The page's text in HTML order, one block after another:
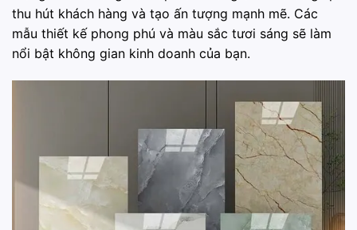
thu hút khách hàng và tạo ấn tượng mạnh mẽ. Các
mẫu thiết kế phong phú và màu sắc tươi sáng sẽ làm
nổi bật không gian kinh doanh của bạn.